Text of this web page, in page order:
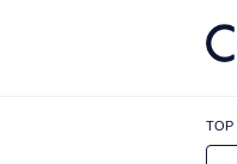
TOP